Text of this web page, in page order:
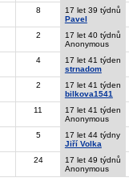
8
17 let 39 týdnů
Pavel
2
17 let 40 týdnů
Anonymous
4
17 let 41 týden
strnadom
2
17 let 41 týden
bilkova1541
11
17 let 41 týden
Anonymous
5
17 let 44 týdny
Jiří Volka
24
17 let 49 týdnů
Anonymous